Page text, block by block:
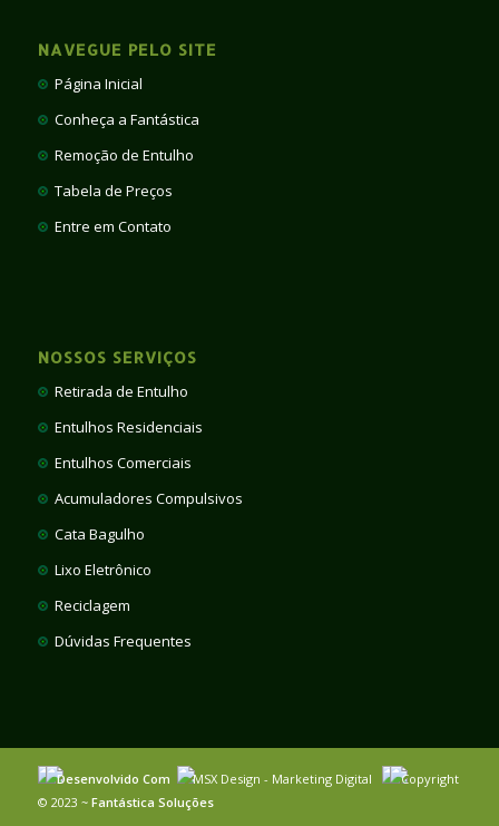
NAVEGUE PELO SITE
Página Inicial
Conheça a Fantástica
Remoção de Entulho
Tabela de Preços
Entre em Contato
NOSSOS SERVIÇOS
Retirada de Entulho
Entulhos Residenciais
Entulhos Comerciais
Acumuladores Compulsivos
Cata Bagulho
Lixo Eletrônico
Reciclagem
Dúvidas Frequentes
Desenvolvido Com MSX Design - Marketing Digital
Copyright
© 2023 ~ Fantástica Soluções